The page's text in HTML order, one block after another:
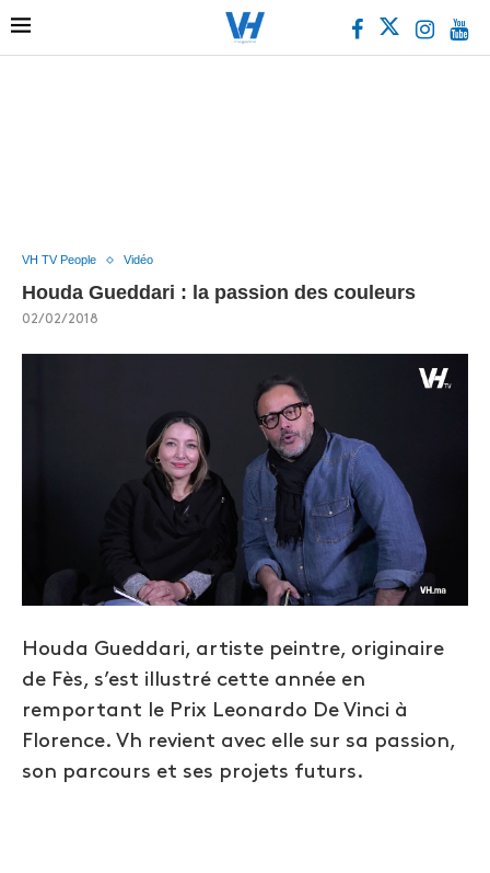
VH TV People Vidéo
Houda Gueddari : la passion des couleurs
02/02/2018
Houda Gueddari, artiste peintre, originaire
de Fès, s’est illustré cette année en
remportant le Prix Leonardo De Vinci à
Florence. Vh revient avec elle sur sa passion,
son parcours et ses projets futurs.